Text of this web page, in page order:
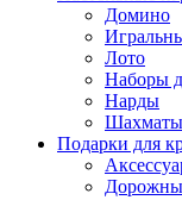
Домино
Лото
Наборы
Нарды
Шахматы
Подарки для